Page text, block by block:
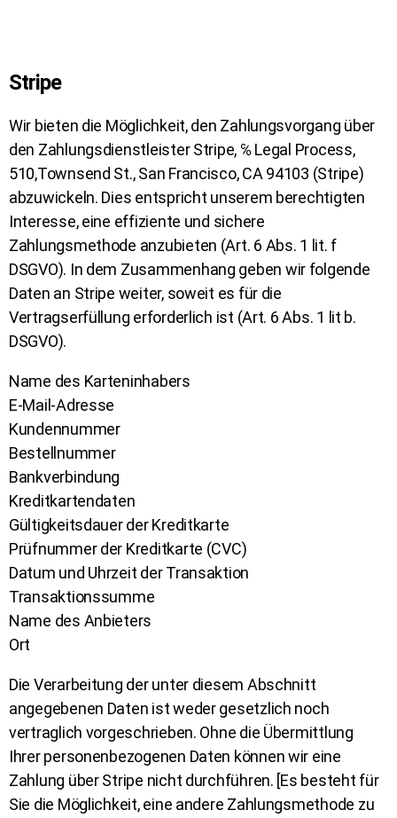
Stripe
Wir bieten die Möglichkeit, den Zahlungsvorgang über
den Zahlungsdienstleister Stripe, ℅ Legal Process,
510,Townsend St., San Francisco, CA 94103 (Stripe)
abzuwickeln. Dies entspricht unserem berechtigten
Interesse, eine effiziente und sichere
Zahlungsmethode anzubieten (Art. 6 Abs. 1 lit. f
DSGVO). In dem Zusammenhang geben wir folgende
Daten an Stripe weiter, soweit es für die
Vertragserfüllung erforderlich ist (Art. 6 Abs. 1 lit b.
DSGVO).
Name des Karteninhabers
E-Mail-Adresse
Kundennummer
Bestellnummer
Bankverbindung
Kreditkartendaten
Gültigkeitsdauer der Kreditkarte
Prüfnummer der Kreditkarte (CVC)
Datum und Uhrzeit der Transaktion
Transaktionssumme
Name des Anbieters
Ort
Die Verarbeitung der unter diesem Abschnitt
angegebenen Daten ist weder gesetzlich noch
vertraglich vorgeschrieben. Ohne die Übermittlung
Ihrer personenbezogenen Daten können wir eine
Zahlung über Stripe nicht durchführen. [Es besteht für
Sie die Möglichkeit, eine andere Zahlungsmethode zu